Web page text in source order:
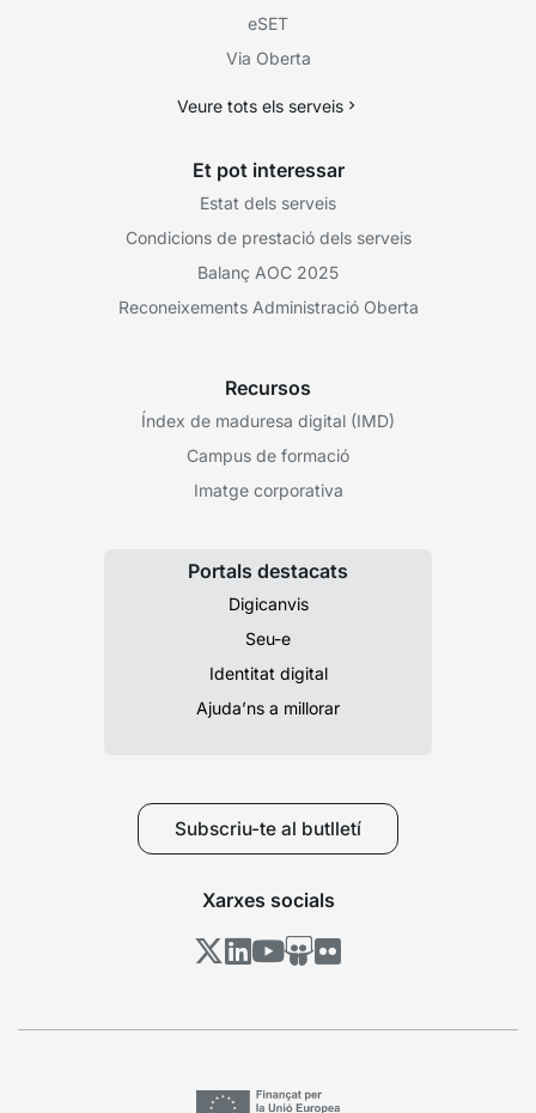
eSET
Via Oberta
Veure tots els serveis
Et pot interessar
Estat dels serveis
Condicions de prestació dels serveis
Balanç AOC 2025
Reconeixements Administració Oberta
Recursos
Índex de maduresa digital (IMD)
Campus de formació
Imatge corporativa
Portals destacats
Digicanvis
Seu-e
Identitat digital
Ajuda’ns a millorar
Subscriu-te al butlletí
Xarxes socials